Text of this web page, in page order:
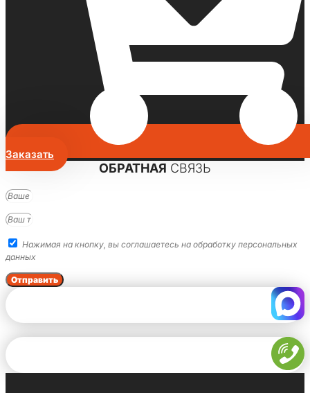
Заказать
ОБРАТНАЯ СВЯЗЬ
Нажимая на кнопку, вы соглашаетесь на обработку персональных
данных
Отправить